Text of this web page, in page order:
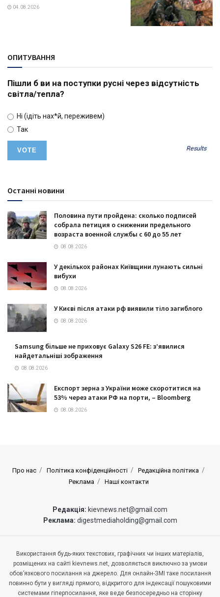
04.08.2026
ОПИТУВАННЯ
Пішли б ви на поступки русні через відсутність
світла/тепла?
Ні (ідіть нах*й, переживем)
Так
Results
Останні новини
Половина пути пройдена: сколько подписей
собрала петиция о снижении предельного
возраста военной службы с 60 до 55 лет
08.08.2026
У декількох районах Київщини лунають сильні
вибухи
08.08.2026
У Києві після атаки рф виявили тіло загиблого
08.08.2026
Samsung більше не приховує Galaxy S26 FE: з’явилися
найдетальніші зображення
08.08.2026
Експорт зерна з України може скоротитися на
53% через атаки РФ на порти, – Bloomberg
08.08.2026
Про нас Політика конфіденційності
Редакційна політика
Реклама
Наші контакти
Редакція: kievnews.net@gmail.com
Реклама: digestmediaholding@gmail.com
Використання будь-яких текстових, графічних чи інших матеріалів,
розміщених на сайті kievnews.net, дозволяється виключно за умови
обов’язкового посилання на джерело. Для онлайн-ЗМІ таке посилання
повинно бути у вигляді прямого, відкритого для індексації пошуковими
системами гіперпосилання, яке веде безпосередньо на сторінку